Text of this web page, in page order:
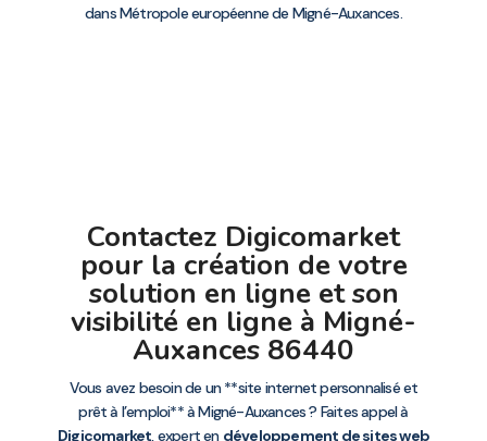
dans Métropole européenne de Migné-Auxances.
Contactez Digicomarket
pour la création de votre
solution en ligne et son
visibilité en ligne à Migné-
Auxances 86440
Vous avez besoin de un **site internet personnalisé et
prêt à l’emploi** à Migné-Auxances ? Faites appel à
Digicomarket, expert en développement de sites web